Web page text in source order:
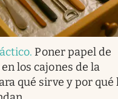
. Poner papel de
los cajones de la
qué sirve y por qué